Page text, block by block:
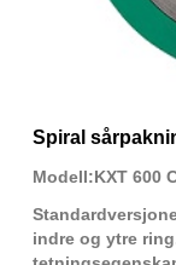
Spiral
Modell:KXT 600
indre og ytre